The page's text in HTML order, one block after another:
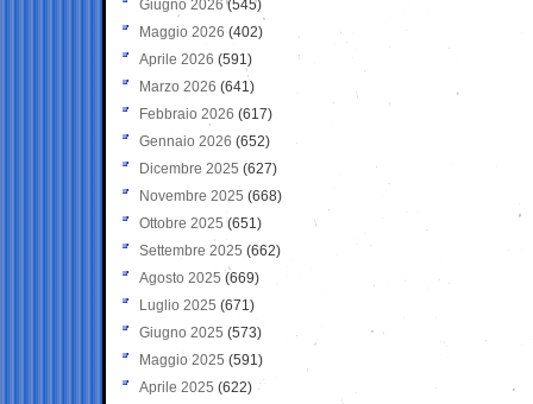
Giugno 2026 (545)
Maggio 2026 (402)
Aprile 2026 (591)
Marzo 2026 (641)
Febbraio 2026 (617)
Gennaio 2026 (652)
Dicembre 2025 (627)
Novembre 2025 (668)
Ottobre 2025 (651)
Settembre 2025 (662)
Agosto 2025 (669)
Luglio 2025 (671)
Giugno 2025 (573)
Maggio 2025 (591)
Aprile 2025 (622)